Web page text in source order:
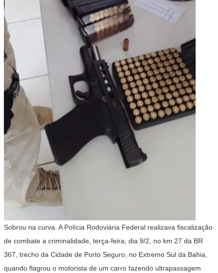
Sobrou na curva. A Polícia Rodoviária Federal realizava fiscalização
de combate a criminalidade, terça-feira, dia 9/2, no km 27 da BR
367, trecho da Cidade de Porto Seguro, no Extremo Sul da Bahia,
quando flagrou o motorista de um carro fazendo ultrapassagem